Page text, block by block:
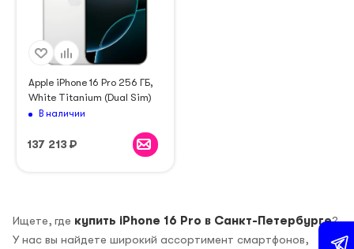
Apple iPhone 16 Pro 256 ГБ,
White Titanium (Dual Sim)
В наличии
137 213 ₽
Ищете, где купить iPhone 16 Pro в Санкт-Петербурге?
У нас вы найдете широкий ассортимент смартфонов,